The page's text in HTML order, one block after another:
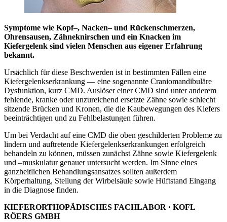
Symptome wie Kopf–, Nacken– und Rückenschmerzen,
Ohrensausen, Zähneknirschen und ein Knacken im
Kiefergelenk sind vielen Menschen aus eigener Erfahrung
bekannt.
Ursächlich für diese Beschwerden ist in bestimmten Fällen eine
Kiefergelenkserkrankung — eine sogenannte Craniomandibuläre
Dysfunktion, kurz CMD. Auslöser einer CMD sind unter anderem
fehlende, kranke oder unzureichend ersetzte Zähne sowie schlecht
sitzende Brücken und Kronen, die die Kaubewegungen des Kiefers
beeinträchtigen und zu Fehlbelastungen führen.
Um bei Verdacht auf eine CMD die oben geschilderten Probleme zu
lindern und auftretende Kiefergelenkserkrankungen erfolgreich
behandeln zu können, müssen zunächst Zähne sowie Kiefergelenk
und –muskulatur genauer untersucht werden. Im Sinne eines
ganzheitlichen Behandlungsansatzes sollten außerdem
Körperhaltung, Stellung der Wirbelsäule sowie Hüftstand Eingang
in die Diagnose finden.
KIEFERORTHOPÄDISCHES FACHLABOR · KOFL
RÖERS GMBH